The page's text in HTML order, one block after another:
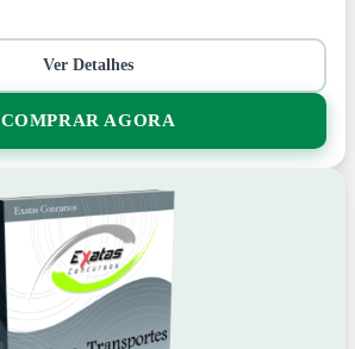
Ver Detalhes
COMPRAR AGORA